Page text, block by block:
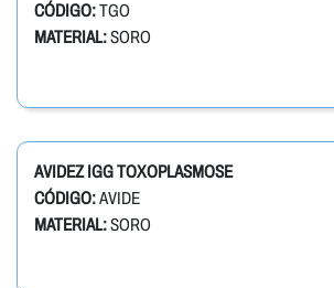
CÓDIGO:TGO
MATERIAL:SORO
AVIDEZ IGG TOXOPLASMOSE
CÓDIGO:AVIDE
MATERIAL:SORO